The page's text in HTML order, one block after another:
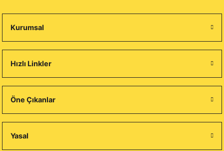
Kurumsal
Hızlı Linkler
Öne Çıkanlar
Yasal